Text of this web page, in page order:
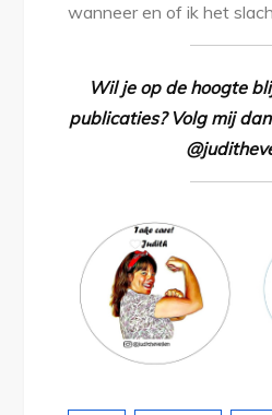
wanneer en of ik het
Wil je op de hoogte
publicaties? Volg mij